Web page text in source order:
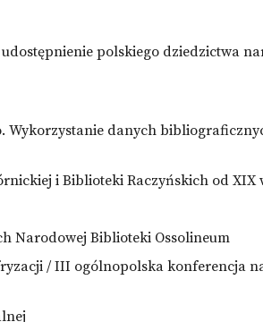
polskiego dziedzictwa
Wykorzystanie danych
i Biblioteki Raczyńskich od XIX
Narodowej Biblioteki Ossolineum
/ III ogólnopolska konferencja